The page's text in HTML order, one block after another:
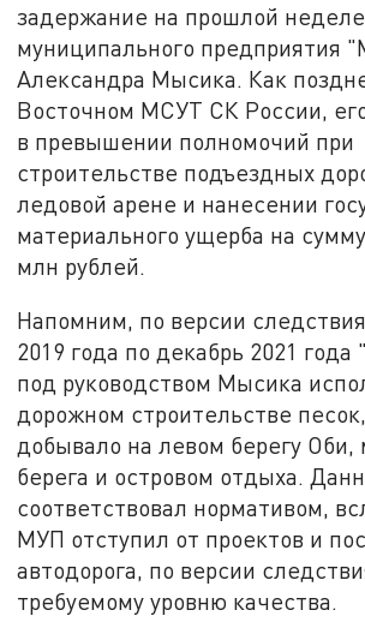
задержание на прошлой
муниципального предприятия
Александра Мысика. Как
Восточном МСУТ СК России,
в превышении полномочий при
строительстве подъездных
ледовой арене и нанесении
материального ущерба на
млн рублей.
Напомним, по версии
2019 года по декабрь 2021
под руководством Мысика
дорожном строительстве
добывало на левом берегу
берега и островом отдыха.
соответствовал нормативом,
МУП отступил от проектов и
автодорога, по версии
требуемому уровню качества.